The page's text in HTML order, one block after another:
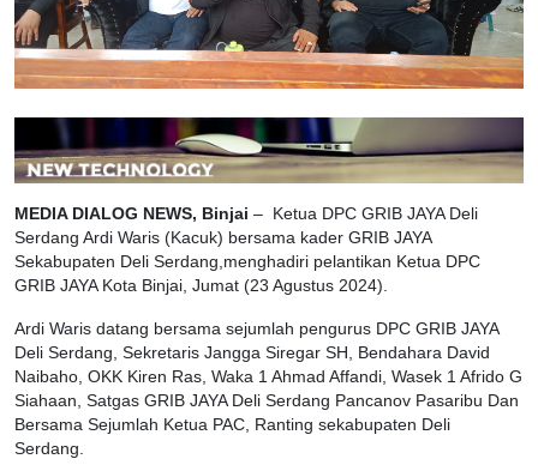
MEDIA DIALOG NEWS, Binjai – Ketua DPC GRIB JAYA Deli
Serdang Ardi Waris (Kacuk) bersama kader GRIB JAYA
Sekabupaten Deli Serdang,menghadiri pelantikan Ketua DPC
GRIB JAYA Kota Binjai, Jumat (23 Agustus 2024).
Ardi Waris datang bersama sejumlah pengurus DPC GRIB JAYA
Deli Serdang, Sekretaris Jangga Siregar SH, Bendahara David
Naibaho, OKK Kiren Ras, Waka 1 Ahmad Affandi, Wasek 1 Afrido G
Siahaan, Satgas GRIB JAYA Deli Serdang Pancanov Pasaribu Dan
Bersama Sejumlah Ketua PAC, Ranting sekabupaten Deli
Serdang.